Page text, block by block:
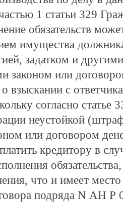
1 статьи 329
обязательств
имущества
задатком и
законом или
взыскании с
согласно статье
неустойкой
или договором
кредитору в
что и имеет
подряда N АН